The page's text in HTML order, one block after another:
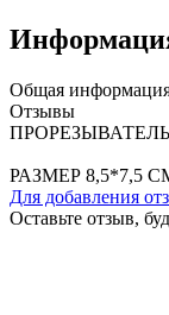
Общая
Отзывы
РАЗМЕР 8,5*7,5
Для добавления
Оставьте отзыв,